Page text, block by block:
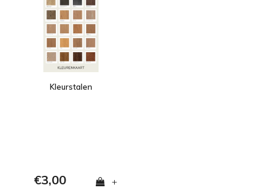
Kleurstalen
€3,00 +